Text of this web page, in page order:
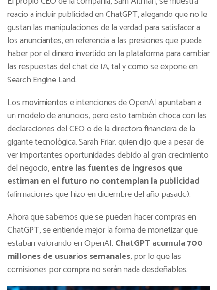
reacio a incluir publicidad en ChatGPT, alegando que no le
gustan las manipulaciones de la verdad para satisfacer a
los anunciantes, en referencia a las presiones que pueda
haber por el dinero invertido en la plataforma para cambiar
las respuestas del chat de IA, tal y como se expone en
Search Engine Land.
Los movimientos e intenciones de OpenAI apuntaban a
un modelo de anuncios, pero esto también choca con las
declaraciones del CEO o de la directora financiera de la
gigante tecnológica, Sarah Friar, quien dijo que a pesar de
ver importantes oportunidades debido al gran crecimiento
del negocio,entre las fuentes de ingresos que
estiman en el futuro no contemplan la publicidad
(afirmaciones que hizo en diciembre del año pasado).
Ahora que sabemos que se pueden hacer compras en
ChatGPT, se entiende mejor la forma de monetizar que
estaban valorando en OpenAI. ChatGPT acumula 700
millones de usuarios semanales, por lo que las
comisiones por compra no serán nada desdeñables.